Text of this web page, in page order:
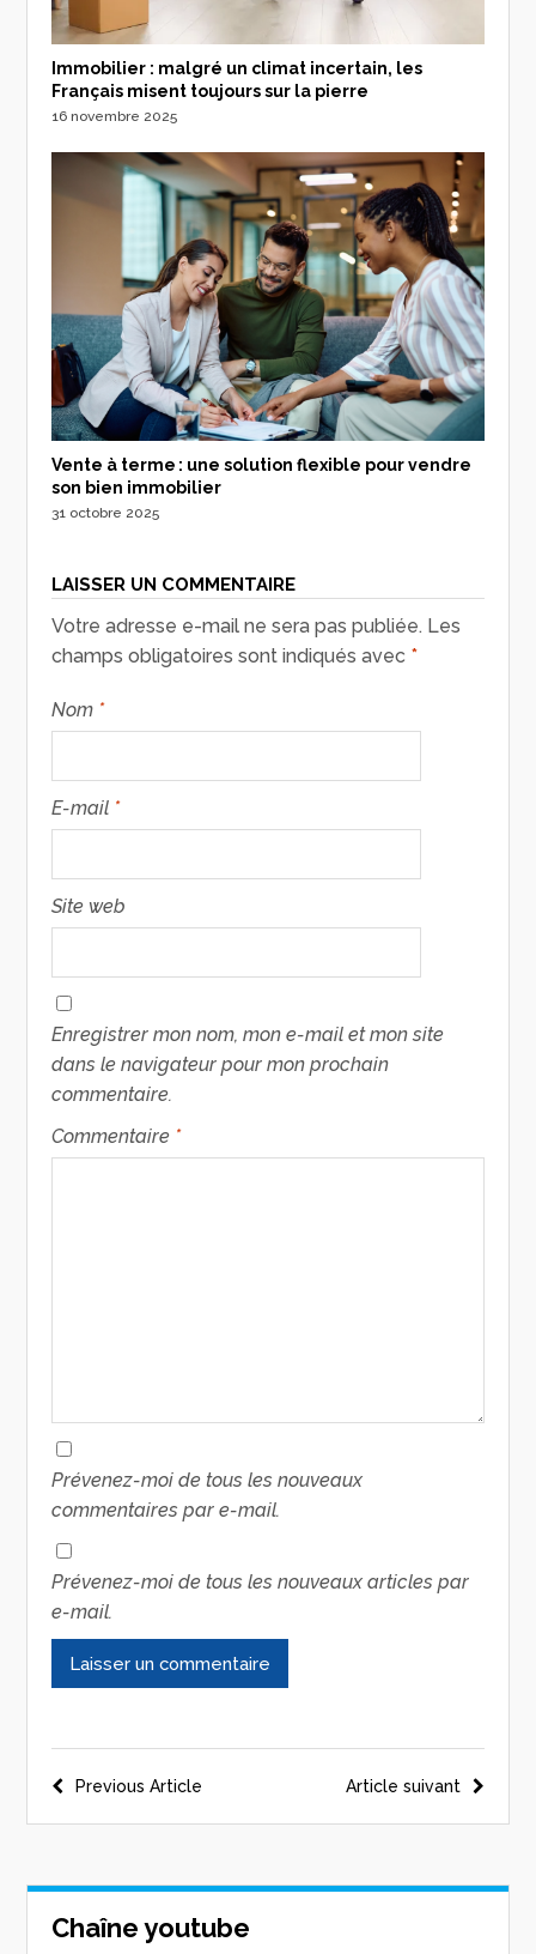
Immobilier : malgré un climat incertain, les
Français misent toujours sur la pierre
16 novembre 2025
Vente à terme : une solution flexible pour vendre
son bien immobilier
31 octobre 2025
LAISSER UN COMMENTAIRE
Votre adresse e-mail ne sera pas publiée. Les
champs obligatoires sont indiqués avec *
Nom *
E-mail *
Site web
Enregistrer mon nom, mon e-mail et mon site
dans le navigateur pour mon prochain
commentaire.
Commentaire *
Prévenez-moi de tous les nouveaux
commentaires par e-mail.
Prévenez-moi de tous les nouveaux articles par
e-mail.
Article suivant
Previous Article
Chaîne youtube